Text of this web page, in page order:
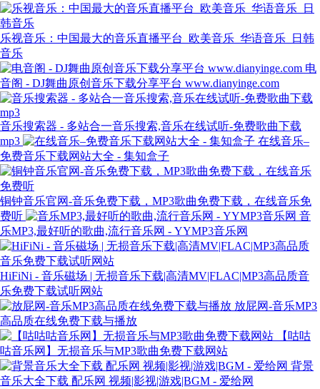
乐视音乐：中国最大的音乐直播平台_欧美音乐_华语音乐_日韩
音乐
电
音阁 - DJ舞曲原创音乐下载分享平台 www.dianyinge.com
音乐搜索器 - 多站合一音乐搜索,音乐在线试听-免费歌曲下载
mp3
在线音乐–
免费音乐下载网站大全 - 集知盒子
铜钟音乐官网-音乐免费下载，MP3歌曲免费下载，在线音乐免
费听
音
乐MP3,最好听的歌曲,流行音乐网 - YYMP3音乐网
HiFiNi - 音乐磁场 | 无损音乐下载|高清MV|FLAC|MP3高品质音
乐免费下载试听网站
放屁网-音乐MP3
高品质在线免费下载与播放
【咕咕
咕音乐网】无损音乐与MP3歌曲免费下载网站
背景
音乐大全下载 配乐网 视频|影视|游戏|BGM - 爱给网